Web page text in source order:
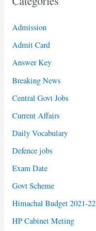
Admission
Admit Card
Answer Key
Breaking News
Central Govt Jobs
Current Affairs
Daily Vocabulary
Defence jobs
Exam Date
Govt Scheme
Himachal Budget 2021-22
HP Cabinet Meting